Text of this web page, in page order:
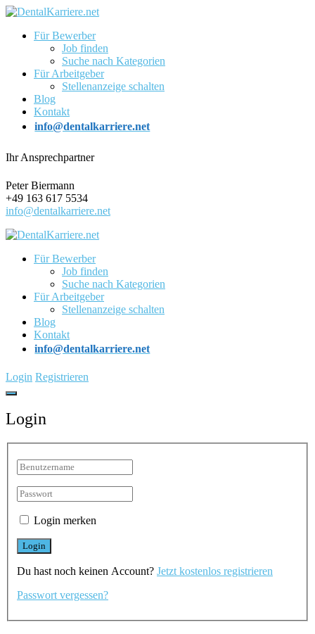
Für Bewerber
Job finden
Suche nach Kategorien
Für Arbeitgeber
Stellenanzeige schalten
Blog
Kontakt
info@dentalkarriere.net
Ihr Ansprechpartner
Peter Biermann
+49 163 617 5534
info@dentalkarriere.net
Für Bewerber
Job finden
Suche nach Kategorien
Für Arbeitgeber
Stellenanzeige schalten
Blog
Kontakt
info@dentalkarriere.net
Login Registrieren
Login
Login merken
Du hast noch keinen Account? Jetzt kostenlos registrieren
Passwort vergessen?